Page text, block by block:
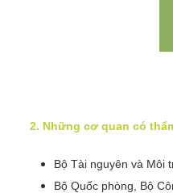
2. Những cơ quan có
Bộ Tài nguyên và Môi
Bộ Quốc phòng, Bộ